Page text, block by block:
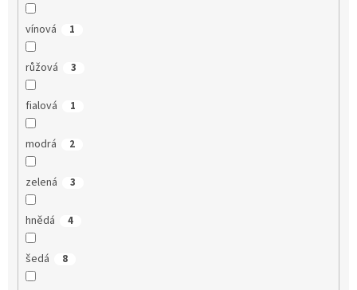
vínová 1
růžová 3
fialová 1
modrá 2
zelená 3
hnědá 4
šedá 8